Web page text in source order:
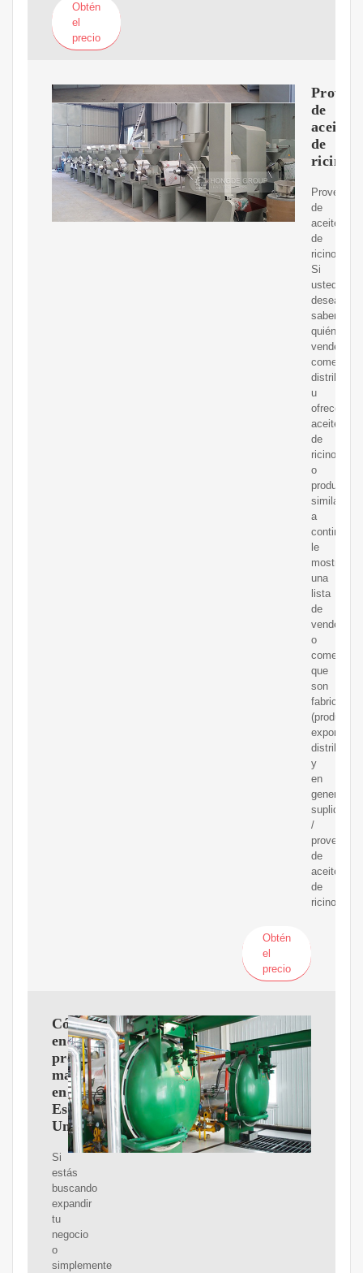
Obtén
el
precio
de
aceites
de
ricino
de
aceites
de
ricino.
Si
usted
desea
saber
quién
vende,
distribuye
u
ofrece
aceites
de
ricino
o
productos
similares,
a
le
mostramos
una
lista
de
o
que
son
fabricantes
y
en
general
suplidores
/
de
aceites
de
ricino.
Obtén
el
precio
Cómo
encontrar
proveedores
mayoristas
en
Estados
Unidos
Si
estás
buscando
expandir
tu
negocio
o
simplemente